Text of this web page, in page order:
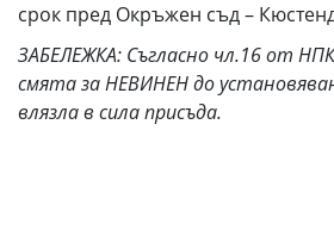
срок пред Окръжен съд –
ЗАБЕЛЕЖКА: Съгласно чл.16 от
смята за НЕВИНЕН до
влязла в сила присъда.